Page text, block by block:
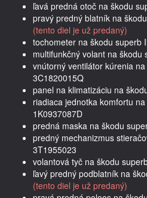
ľavá predná otoč na škodu
pravý predný blatník na
(tento diel je už predaný)
tochometer na škodu superb
multifunkčný volant na škodu
vnútorný ventilátor kúrenia
3C1820015Q
panel na klimatizáciu na
riadiaca jednotka komfortu
1K0937087D
predná maska na škodu
predný mechanizmus
3T1955023
volantová tyč na škodu
ľavý predný podblatník na
(tento diel je už predaný)